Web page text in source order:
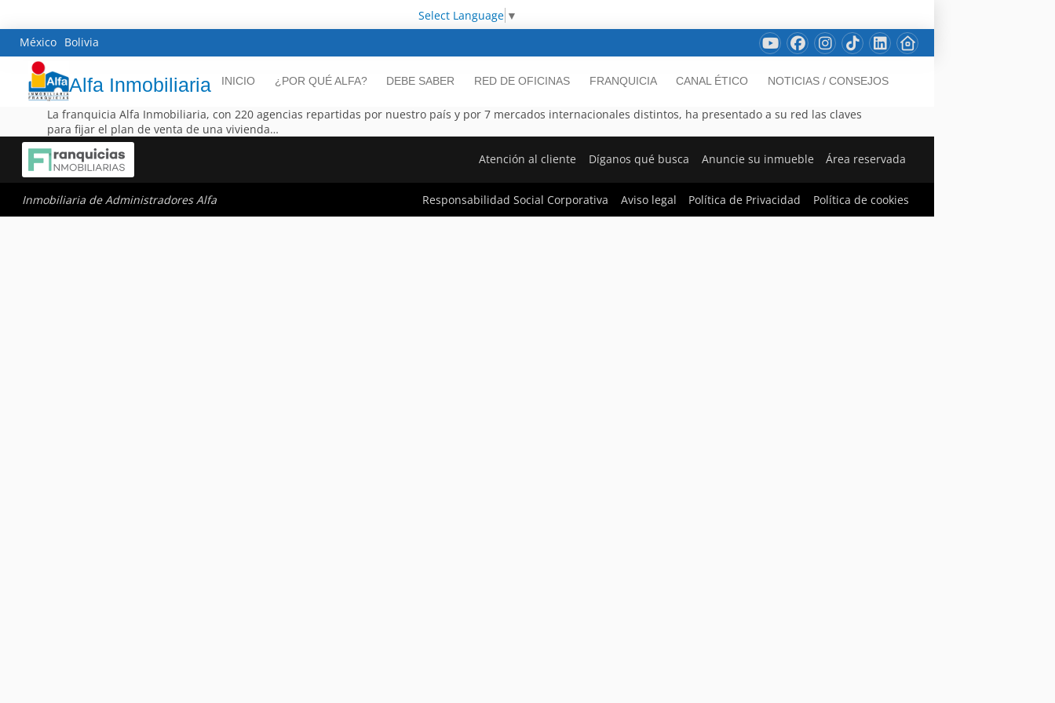
Select Language ▼
México Bolivia
Alfa Inmobiliaria INICIO ¿POR QUÉ ALFA? DEBE SABER RED DE OFICINAS FRANQUICIA CANAL ÉTICO NOTICIAS / CONSEJOS
La franquicia Alfa Inmobiliaria, con 220 agencias repartidas por nuestro país y por 7 mercados internacionales distintos, ha presentado a su red las claves
para fijar el plan de venta de una vivienda…
Atención al cliente Díganos qué busca Anuncie su inmueble Área reservada
Inmobiliaria de Administradores Alfa Responsabilidad Social Corporativa Aviso legal Política de Privacidad Política de cookies